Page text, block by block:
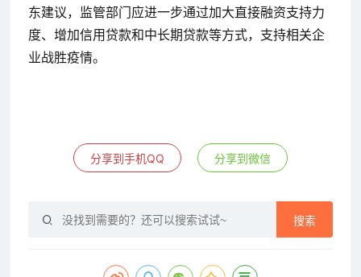
东建议，监管部门应进一步通过加大直接融资支持力
度、增加信用贷款和中长期贷款等方式，支持相关企
业战胜疫情。
分享到手机QQ 分享到微信
搜索